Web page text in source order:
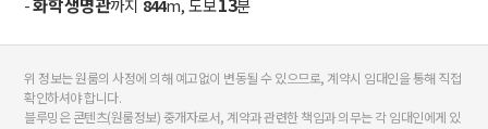
위 정보는 원룸의 사정에 의해 예고없이 변동될 수 있으므로, 계약시 임대인을 통해 직접
확인하셔야 합니다.
블루밍은 콘텐츠(원룸정보) 중개자로서, 계약과 관련한 책임과 의무는 각 임대인에게 있